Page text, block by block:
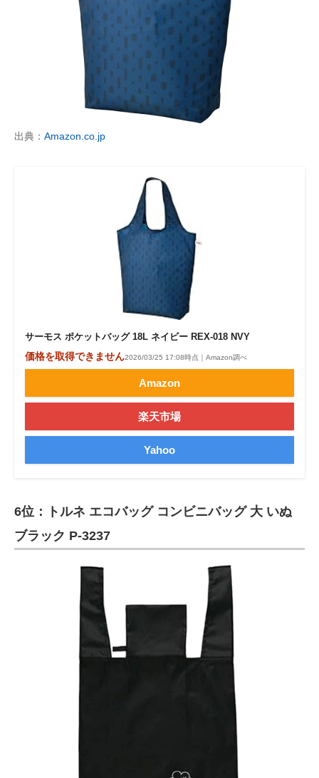
出典： Amazon.co.jp
サーモス ポケットバッグ 18L ネイビー REX-018 NVY
価格を取得できません2026/03/25 17:08時点｜Amazon調べ
Amazon
楽天市場
Yahoo
6位：トルネ エコバッグ コンビニバッグ 大 いぬ
ブラック P-3237